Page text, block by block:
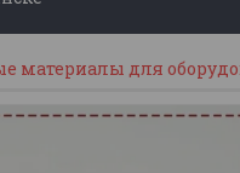
материалы для